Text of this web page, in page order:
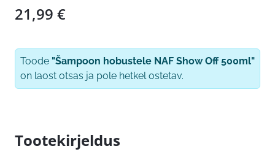
21,99 €
Toode "Šampoon hobustele NAF Show Off 500ml"
on laost otsas ja pole hetkel ostetav.
Tootekirjeldus